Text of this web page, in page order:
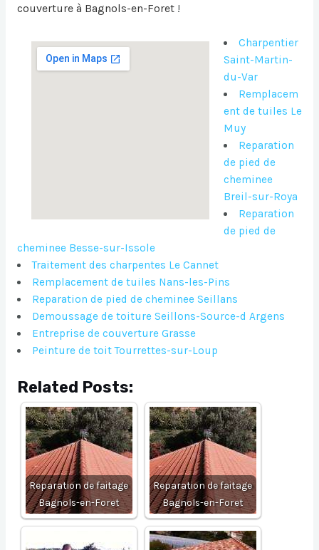
couverture à Bagnols-en-Foret!
Charpentier
Saint-Martin-
du-Var
Remplacem
ent de tuiles Le
Muy
Reparation
de pied de
cheminee
Breil-sur-Roya
Reparation
de pied de
cheminee Besse-sur-Issole
Traitement des charpentes Le Cannet
Remplacement de tuiles Nans-les-Pins
Reparation de pied de cheminee Seillans
Demoussage de toiture Seillons-Source-d Argens
Entreprise de couverture Grasse
Peinture de toit Tourrettes-sur-Loup
Related Posts:
Reparation de faitage
Bagnols-en-Foret
Reparation de faitage
Bagnols-en-Foret